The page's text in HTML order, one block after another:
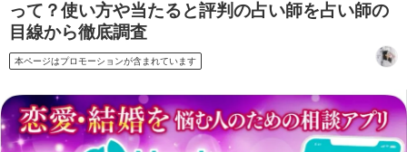
って？使い方や当たると評判の占い師を占い師の
目線から徹底調査
本ページはプロモーションが含まれています